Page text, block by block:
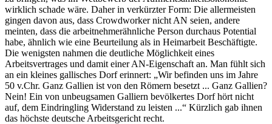
wirklich schade wäre. Daher in verkürzterForm: Die allermeisten
gingen davon aus, dass Crowdworker nicht AN seien, andere
meinten, dass die arbeitnehmerähnliche Person durchaus Potential
habe, ähnlich wie eine Beurteilung als in Heimarbeit Beschäftigte.
Die wenigsten nahmen die deutliche Möglichkeit eines
Arbeitsvertrages und damit einer AN-Eigenschaft an. Man fühlt sich
an ein kleines gallisches Dorf erinnert: „Wir befinden uns im Jahre
50 v.Chr. Ganz Gallien ist von den Römern besetzt ... Ganz Gallien?
Nein! Ein von unbeugsamen Galliern bevölkertes Dorf hört nicht
auf, dem Eindringling Widerstand zu leisten ...“ Kürzlich gab ihnen
das höchste deutsche Arbeitsgericht recht.